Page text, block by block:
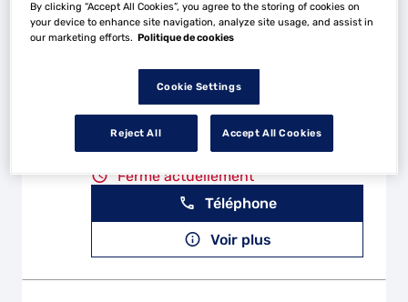
Téléphone
Voir plus
RS AUTO HYBRIDE
21 Rue Marc Sangnier
Fermé actuellement
Téléphone
Voir plus
By clicking “Accept All Cookies”, you agree to the storing of cookies on
your device to enhance site navigation, analyze site usage, and assist in
our marketing efforts. Politique de cookies
Cookie Settings
Reject All Accept All Cookies